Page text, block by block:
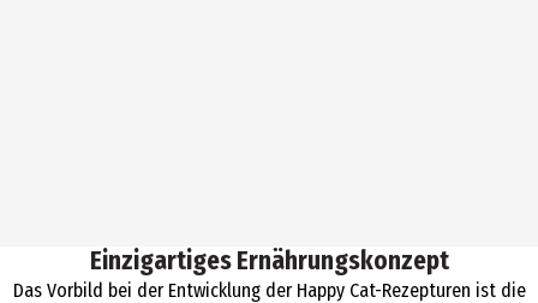
Einzigartiges Ernährungskonzept
Das Vorbild bei der Entwicklung der Happy Cat-Rezepturen ist die